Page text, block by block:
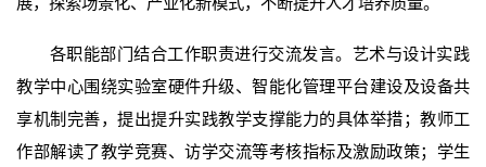
各职能部门结合工作职责进行交流发言。艺术与设计实践
教学中心围绕实验室硬件升级、智能化管理平台建设及设备共
享机制完善，提出提升实践教学支撑能力的具体举措；教师工
作部解读了教学竞赛、访学交流等考核指标及激励政策；学生